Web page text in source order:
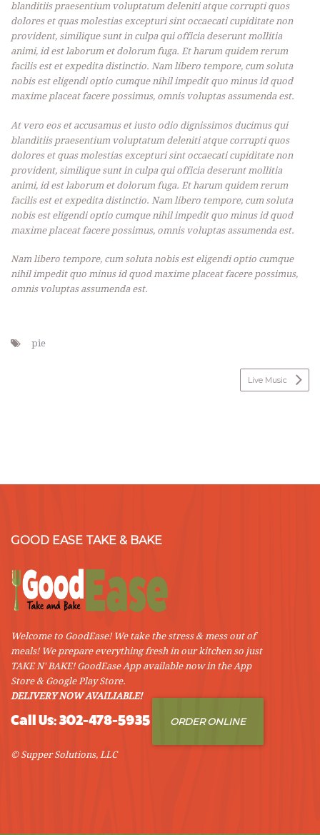
blanditiis praesentium voluptatum deleniti atque corrupti quos
dolores et quas molestias excepturi sint occaecati cupiditate non
provident, similique sunt in culpa qui officia deserunt mollitia
animi, id est laborum et dolorum fuga. Et harum quidem rerum
facilis est et expedita distinctio. Nam libero tempore, cum soluta
nobis est eligendi optio cumque nihil impedit quo minus id quod
maxime placeat facere possimus, omnis voluptas assumenda est.
At vero eos et accusamus et iusto odio dignissimos ducimus qui
blanditiis praesentium voluptatum deleniti atque corrupti quos
dolores et quas molestias excepturi sint occaecati cupiditate non
provident, similique sunt in culpa qui officia deserunt mollitia
animi, id est laborum et dolorum fuga. Et harum quidem rerum
facilis est et expedita distinctio. Nam libero tempore, cum soluta
nobis est eligendi optio cumque nihil impedit quo minus id quod
maxime placeat facere possimus, omnis voluptas assumenda est.
Nam libero tempore, cum soluta nobis est eligendi optio cumque
nihil impedit quo minus id quod maxime placeat facere possimus,
omnis voluptas assumenda est.
pie
Live Music
GOOD EASE TAKE & BAKE
Welcome to GoodEase! We take the stress & mess out of
meals! We prepare everything fresh in our kitchen so just
TAKE N' BAKE! GoodEase App available now in the App
Store & Google Play Store.
DELIVERY NOW AVAILIABLE!
Call Us: 302-478-5935 ORDER ONLINE
© Supper Solutions, LLC